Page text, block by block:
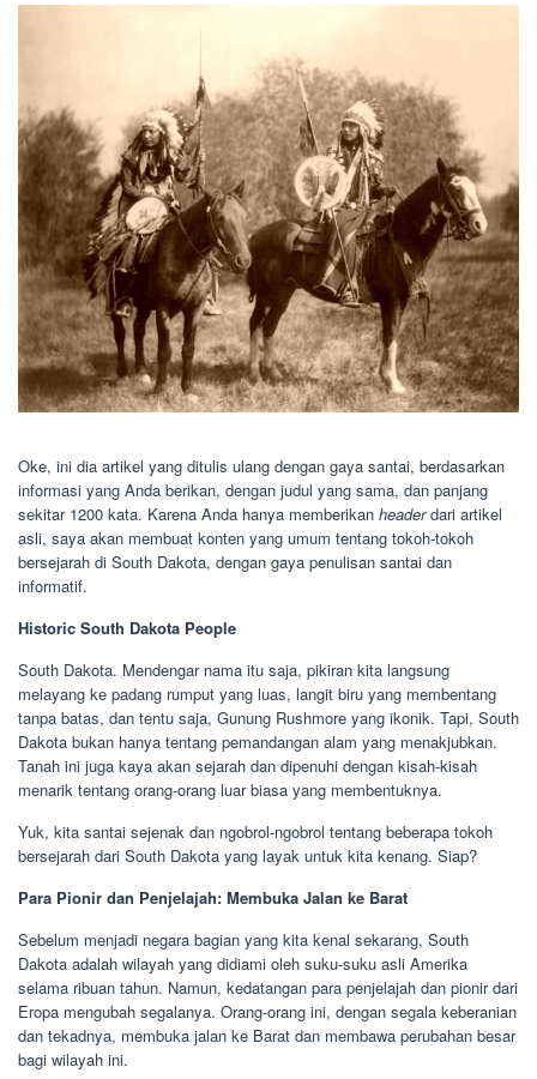
Oke, ini dia artikel yang ditulis ulang dengan gaya santai, berdasarkan
informasi yang Anda berikan, dengan judul yang sama, dan panjang
sekitar 1200 kata. Karena Anda hanya memberikan headerdari artikel
asli, saya akan membuat konten yang umum tentang tokoh-tokoh
bersejarah di South Dakota, dengan gaya penulisan santai dan
informatif.
Historic South Dakota People
South Dakota. Mendengar nama itu saja, pikiran kita langsung
melayang ke padang rumput yang luas, langit biru yang membentang
tanpa batas, dan tentu saja, Gunung Rushmore yang ikonik. Tapi, South
Dakota bukan hanya tentang pemandangan alam yang menakjubkan.
Tanah ini juga kaya akan sejarah dan dipenuhi dengan kisah-kisah
menarik tentang orang-orang luar biasa yang membentuknya.
Yuk, kita santai sejenak dan ngobrol-ngobrol tentang beberapa tokoh
bersejarah dari South Dakota yang layak untuk kita kenang. Siap?
Para Pionir dan Penjelajah: Membuka Jalan ke Barat
Sebelum menjadi negara bagian yang kita kenal sekarang, South
Dakota adalah wilayah yang didiami oleh suku-suku asli Amerika
selama ribuan tahun. Namun, kedatangan para penjelajah dan pionir dari
Eropa mengubah segalanya. Orang-orang ini, dengan segala keberanian
dan tekadnya, membuka jalan ke Barat dan membawa perubahan besar
bagi wilayah ini.